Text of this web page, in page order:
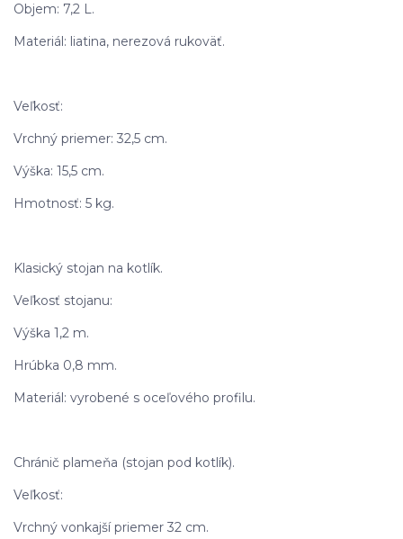
Objem: 7,2 L.
Materiál: liatina, nerezová rukoväť.
Veľkosť:
Vrchný priemer: 32,5 cm.
Výška: 15,5 cm.
Hmotnosť: 5 kg.
Klasický stojan na kotlík.
Veľkosť stojanu:
Výška 1,2 m.
Hrúbka 0,8 mm.
Materiál: vyrobené s oceľového profilu.
Chránič plameňa (stojan pod kotlík).
Veľkosť:
Vrchný vonkajší priemer 32 cm.